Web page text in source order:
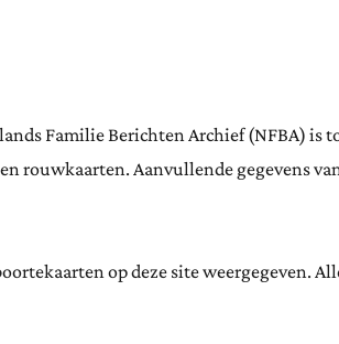
Familie Berichten Archief (NFBA) is
rouwkaarten. Aanvullende gegevens
op deze site weergegeven.